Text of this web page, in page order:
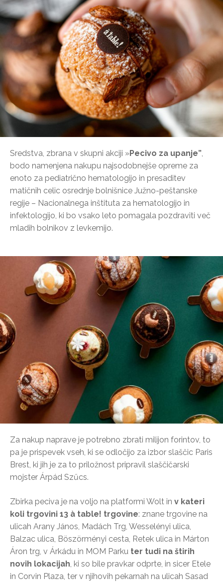
Sredstva, zbrana v skupni akciji »Pecivo za upanje”
bodo namenjena nakupu najsodobnejše opreme za
enoto za pediatrično hematologijo in presaditev
matičnih celic osrednje bolnišnice Južno-peštanske
regije – Nacionalnega inštituta za hematologijo in
infektologijo, ki bo vsako leto pomagala pozdraviti več
mladih bolnikov z levkemijo.
Za nakup naprave je potrebno zbrati milijon forintov, to
pa je prispevek vseh, ki se odločijo za izbor slaščic Paris
Brest, ki jih je za to priložnost pripravil slaščičarski
mojster Árpád Szűcs.
Zbirka peciva je na voljo na platformi Wolt in v kateri
koli trgovini 13 à table! trgovine: znane trgovine na
ulicah Arany János, Madách Trg, Wesselényi ulica,
Balzac ulica, Böszörményi cesta, Retek ulica in Márton
Áron trg, v Árkádu in MOM Parku ter tudi na štirih
novih lokacijah , ki so bile pravkar odprte, in sicer Etele
in Corvin Plaza, ter v njihovih pekarnah na ulicah Sasad